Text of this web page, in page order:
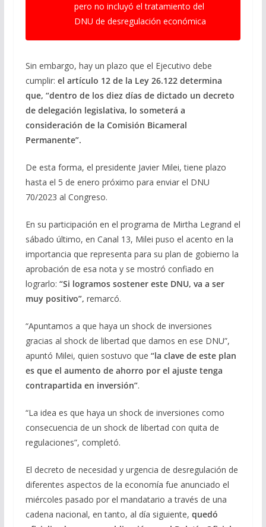
pero no incluyó el tratamiento del
DNU de desregulación económica
Sin embargo, hay un plazo que el Ejecutivo debe
cumplir: el artículo 12 de la Ley 26.122 determina
que, “dentro de los diez días de dictado un decreto
de delegación legislativa, lo someterá a
consideración de la Comisión Bicameral
Permanente”.
De esta forma, el presidente Javier Milei, tiene plazo
hasta el 5 de enero próximo para enviar el DNU
70/2023 al Congreso.
En su participación en el programa de Mirtha Legrand el
sábado último, en Canal 13, Milei puso el acento en la
importancia que representa para su plan de gobierno la
aprobación de esa nota y se mostró confiado en
lograrlo: “Si logramos sostener este DNU, va a ser
muy positivo”, remarcó.
“Apuntamos a que haya un shock de inversiones
gracias al shock de libertad que damos en ese DNU”,
apuntó Milei, quien sostuvo que “la clave de este plan
es que el aumento de ahorro por el ajuste tenga
contrapartida en inversión”.
“La idea es que haya un shock de inversiones como
consecuencia de un shock de libertad con quita de
regulaciones”, completó.
El decreto de necesidad y urgencia de desregulación de
diferentes aspectos de la economía fue anunciado el
miércoles pasado por el mandatario a través de una
cadena nacional, en tanto, al día siguiente, quedó